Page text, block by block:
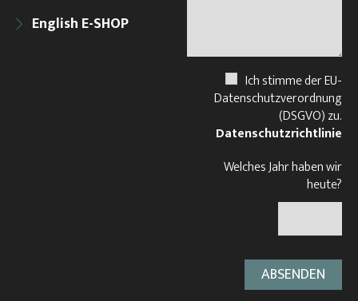
English E-SHOP
Ich stimme der EU-
Datenschutzverordnung
(DSGVO) zu.
Datenschutzrichtlinie
Welches Jahr haben wir
heute?